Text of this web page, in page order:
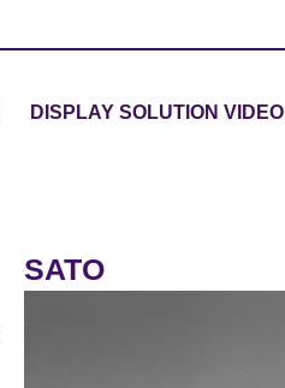
DISPLAY SOLUTION VIDEO
SATO